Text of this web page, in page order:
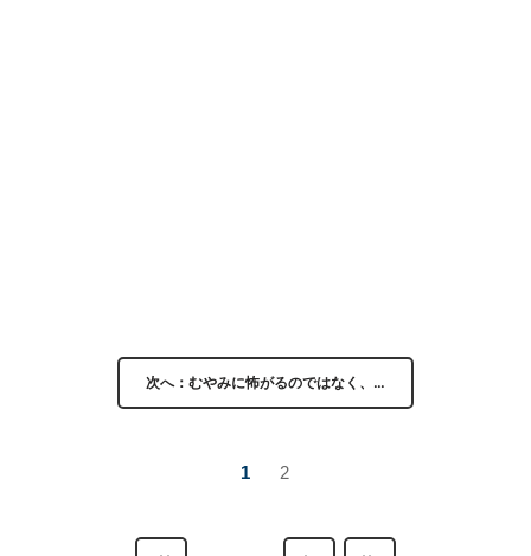
次へ：むやみに怖がるのではなく、…
1 2